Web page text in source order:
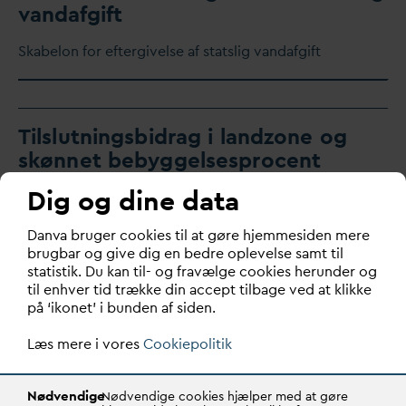
vandafgift
Skabelon for eftergivelse af statslig vandafgift
Tilslutningsbidrag i landzone og
skønnet bebyggelsesprocent
Dig og dine data
Danva bruger cookies til at gøre hjemmesiden mere
brugbar og give dig en bedre oplevelse samt til
statistik. Du kan til- og fravælge cookies herunder og
til enhver tid trække din accept tilbage ved at klikke
på ‘ikonet’ i bunden af siden.
Læs mere i voresCookiepolitik
NødvendigeNødvendige cookies hjælper med at gøre